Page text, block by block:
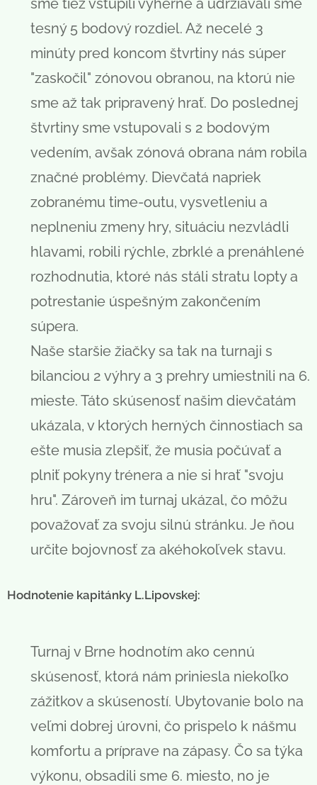
sme tiež vstúpili výherne a udržiavali sme
tesný 5 bodový rozdiel. Až necelé 3
minúty pred koncom štvrtiny nás súper
"zaskočil" zónovou obranou, na ktorú nie
sme až tak pripravený hrať. Do poslednej
štvrtiny sme vstupovali s 2 bodovým
vedením, avšak zónová obrana nám robila
značné problémy. Dievčatá napriek
zobranému time-outu, vysvetleniu a
neplneniu zmeny hry, situáciu nezvládli
hlavami, robili rýchle, zbrklé a prenáhlené
rozhodnutia, ktoré nás stáli stratu lopty a
potrestanie úspešným zakončením
súpera.
Naše staršie žiačky sa tak na turnaji s
bilanciou 2 výhry a 3 prehry umiestnili na 6.
mieste. Táto skúsenosť našim dievčatám
ukázala, v ktorých herných činnostiach sa
ešte musia zlepšiť, že musia počúvať a
plniť pokyny trénera a nie si hrať "svoju
hru". Zároveň im turnaj ukázal, čo môžu
považovať za svoju silnú stránku. Je ňou
určite bojovnosť za akéhokoľvek stavu.
Hodnotenie kapitánky L.Lipovskej:
Turnaj v Brne hodnotím ako cennú
skúsenosť, ktorá nám priniesla niekoľko
zážitkov a skúseností. Ubytovanie bolo na
veľmi dobrej úrovni, čo prispelo k nášmu
komfortu a príprave na zápasy. Čo sa týka
výkonu, obsadili sme 6. miesto, no je